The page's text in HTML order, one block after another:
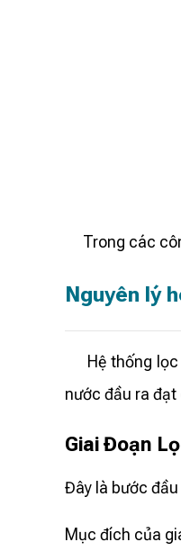
Trong các
Nguyên lý
Hệ thống lọc
nước đầu ra đạt
Giai Đoạn
Đây là bước
Mục đích của